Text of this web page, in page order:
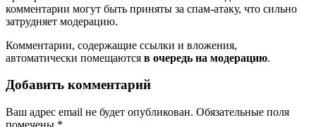
комментарии могут быть приняты за спам-атаку, что сильно
затрудняет модерацию.
Комментарии, содержащие ссылки и вложения,
автоматически помещаются в очередь на модерацию.
Добавить комментарий
Ваш адрес email не будет опубликован. Обязательные поля
помечены *